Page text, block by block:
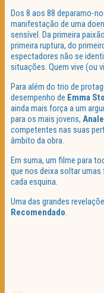
Dos 8 aos 88 deparamo-
manifestação de uma
sensível. Da primeira
primeira ruptura, do
espectadores não se
situações. Quem vive (ou
Para além do trio de
desempenho de Emma
ainda mais força a um
para os mais jovens,
competentes nas suas
âmbito da obra.
Em suma, um filme para
que nos deixa soltar umas
cada esquina.
Uma das grandes
Recomendado.